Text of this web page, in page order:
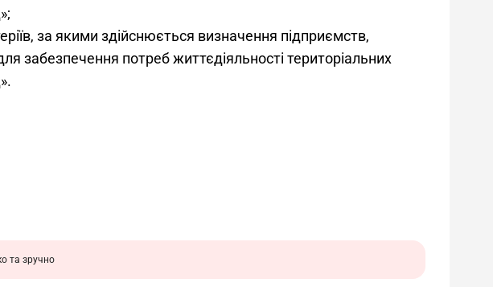
за якими здійснюється визначення підприємств,
забезпечення потреб життєдіяльності територіальних
та зручно